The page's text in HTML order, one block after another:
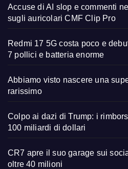
Accuse di AI slop e commenti
sugli auricolari CMF Clip Pro
Redmi 17 5G costa poco e
7 pollici e batteria enorme
Abbiamo visto nascere una
rarissimo
Colpo ai dazi di Trump: i
100 miliardi di dollari
CR7 apre il suo garage sui
oltre 40 milioni